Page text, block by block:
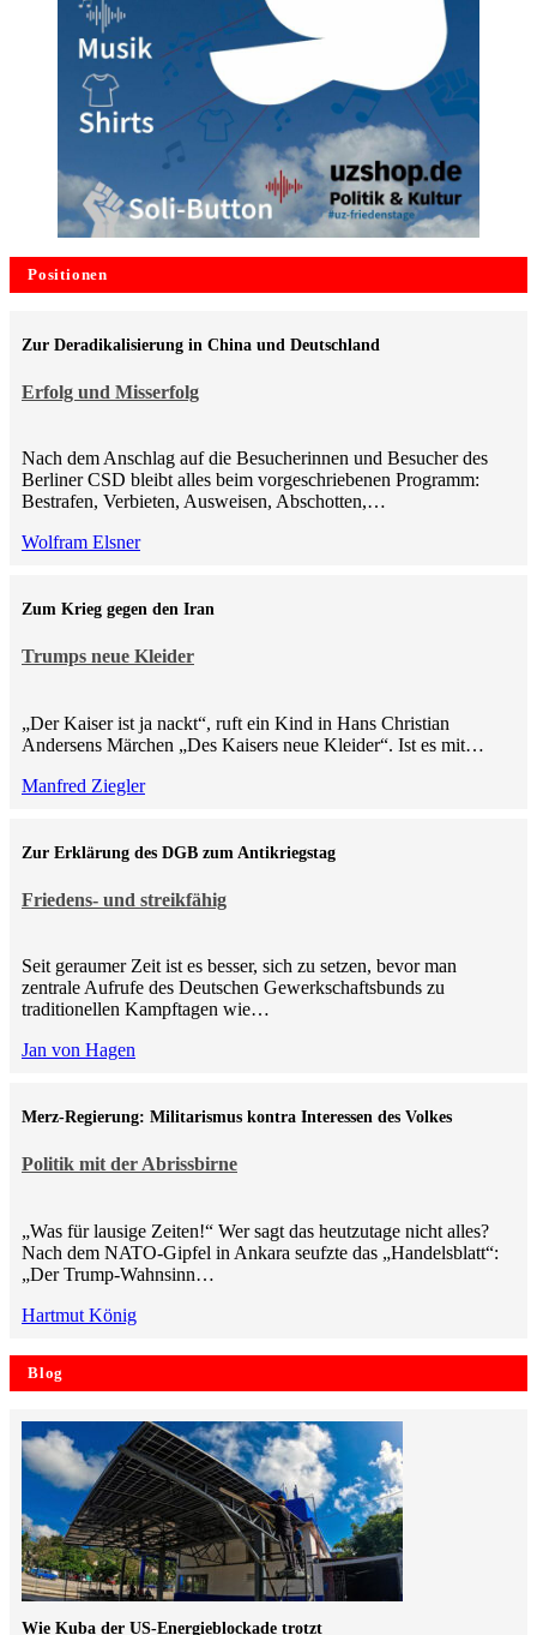
Positionen
Erfolg und Misserfolg
Zur Deradikalisierung in China und Deutschland
Nach dem Anschlag auf die Besucherinnen und Besucher des
Berliner CSD bleibt alles beim vorgeschriebenen Programm:
Bestrafen, Verbieten, Ausweisen, Abschotten,…
Wolfram Elsner
Trumps neue Kleider
Zum Krieg gegen den Iran
„Der Kaiser ist ja nackt“, ruft ein Kind in Hans Christian
Andersens Märchen „Des Kaisers neue Kleider“. Ist es mit…
Manfred Ziegler
Friedens- und streikfähig
Zur Erklärung des DGB zum Antikriegstag
Seit geraumer Zeit ist es besser, sich zu setzen, bevor man
zentrale Aufrufe des Deutschen Gewerkschaftsbunds zu
traditionellen Kampftagen wie…
Jan von Hagen
Politik mit der Abrissbirne
Merz-Regierung: Militarismus kontra Inte­ressen des Volkes
„Was für lausige Zeiten!“ Wer sagt das heutzutage nicht alles?
Nach dem NATO-Gipfel in Ankara seufzte das „Handelsblatt“:
„Der Trump-Wahnsinn…
Hartmut König
Blog
Wie Kuba der US-Energieblockade trotzt